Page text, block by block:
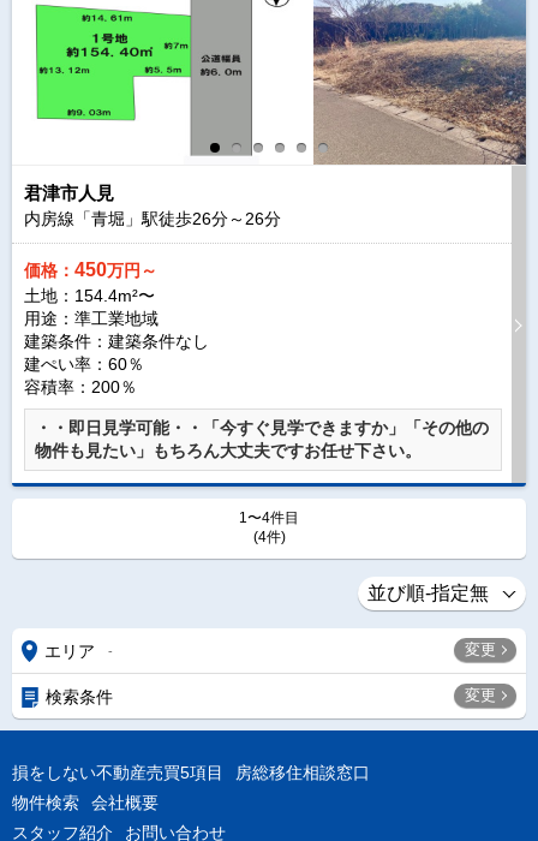
君津市人見
内房線「青堀」駅徒歩26分～ 26分
価格： 450万円～
土地：154.4m²〜
用途：準工業地域
建築条件： 建築条件なし
建ぺい率：60％
容積率：200％
・・即日見学可能・・「今すぐ見学できますか」「その他の
物件も見たい」もちろん大丈夫ですお任せ下さい。
1〜4件目
(4件)
エリア - 変更
検索条件 変更
損をしない不動産売買5項目
房総移住相談窓口
物件検索
会社概要
スタッフ紹介
お問い合わせ